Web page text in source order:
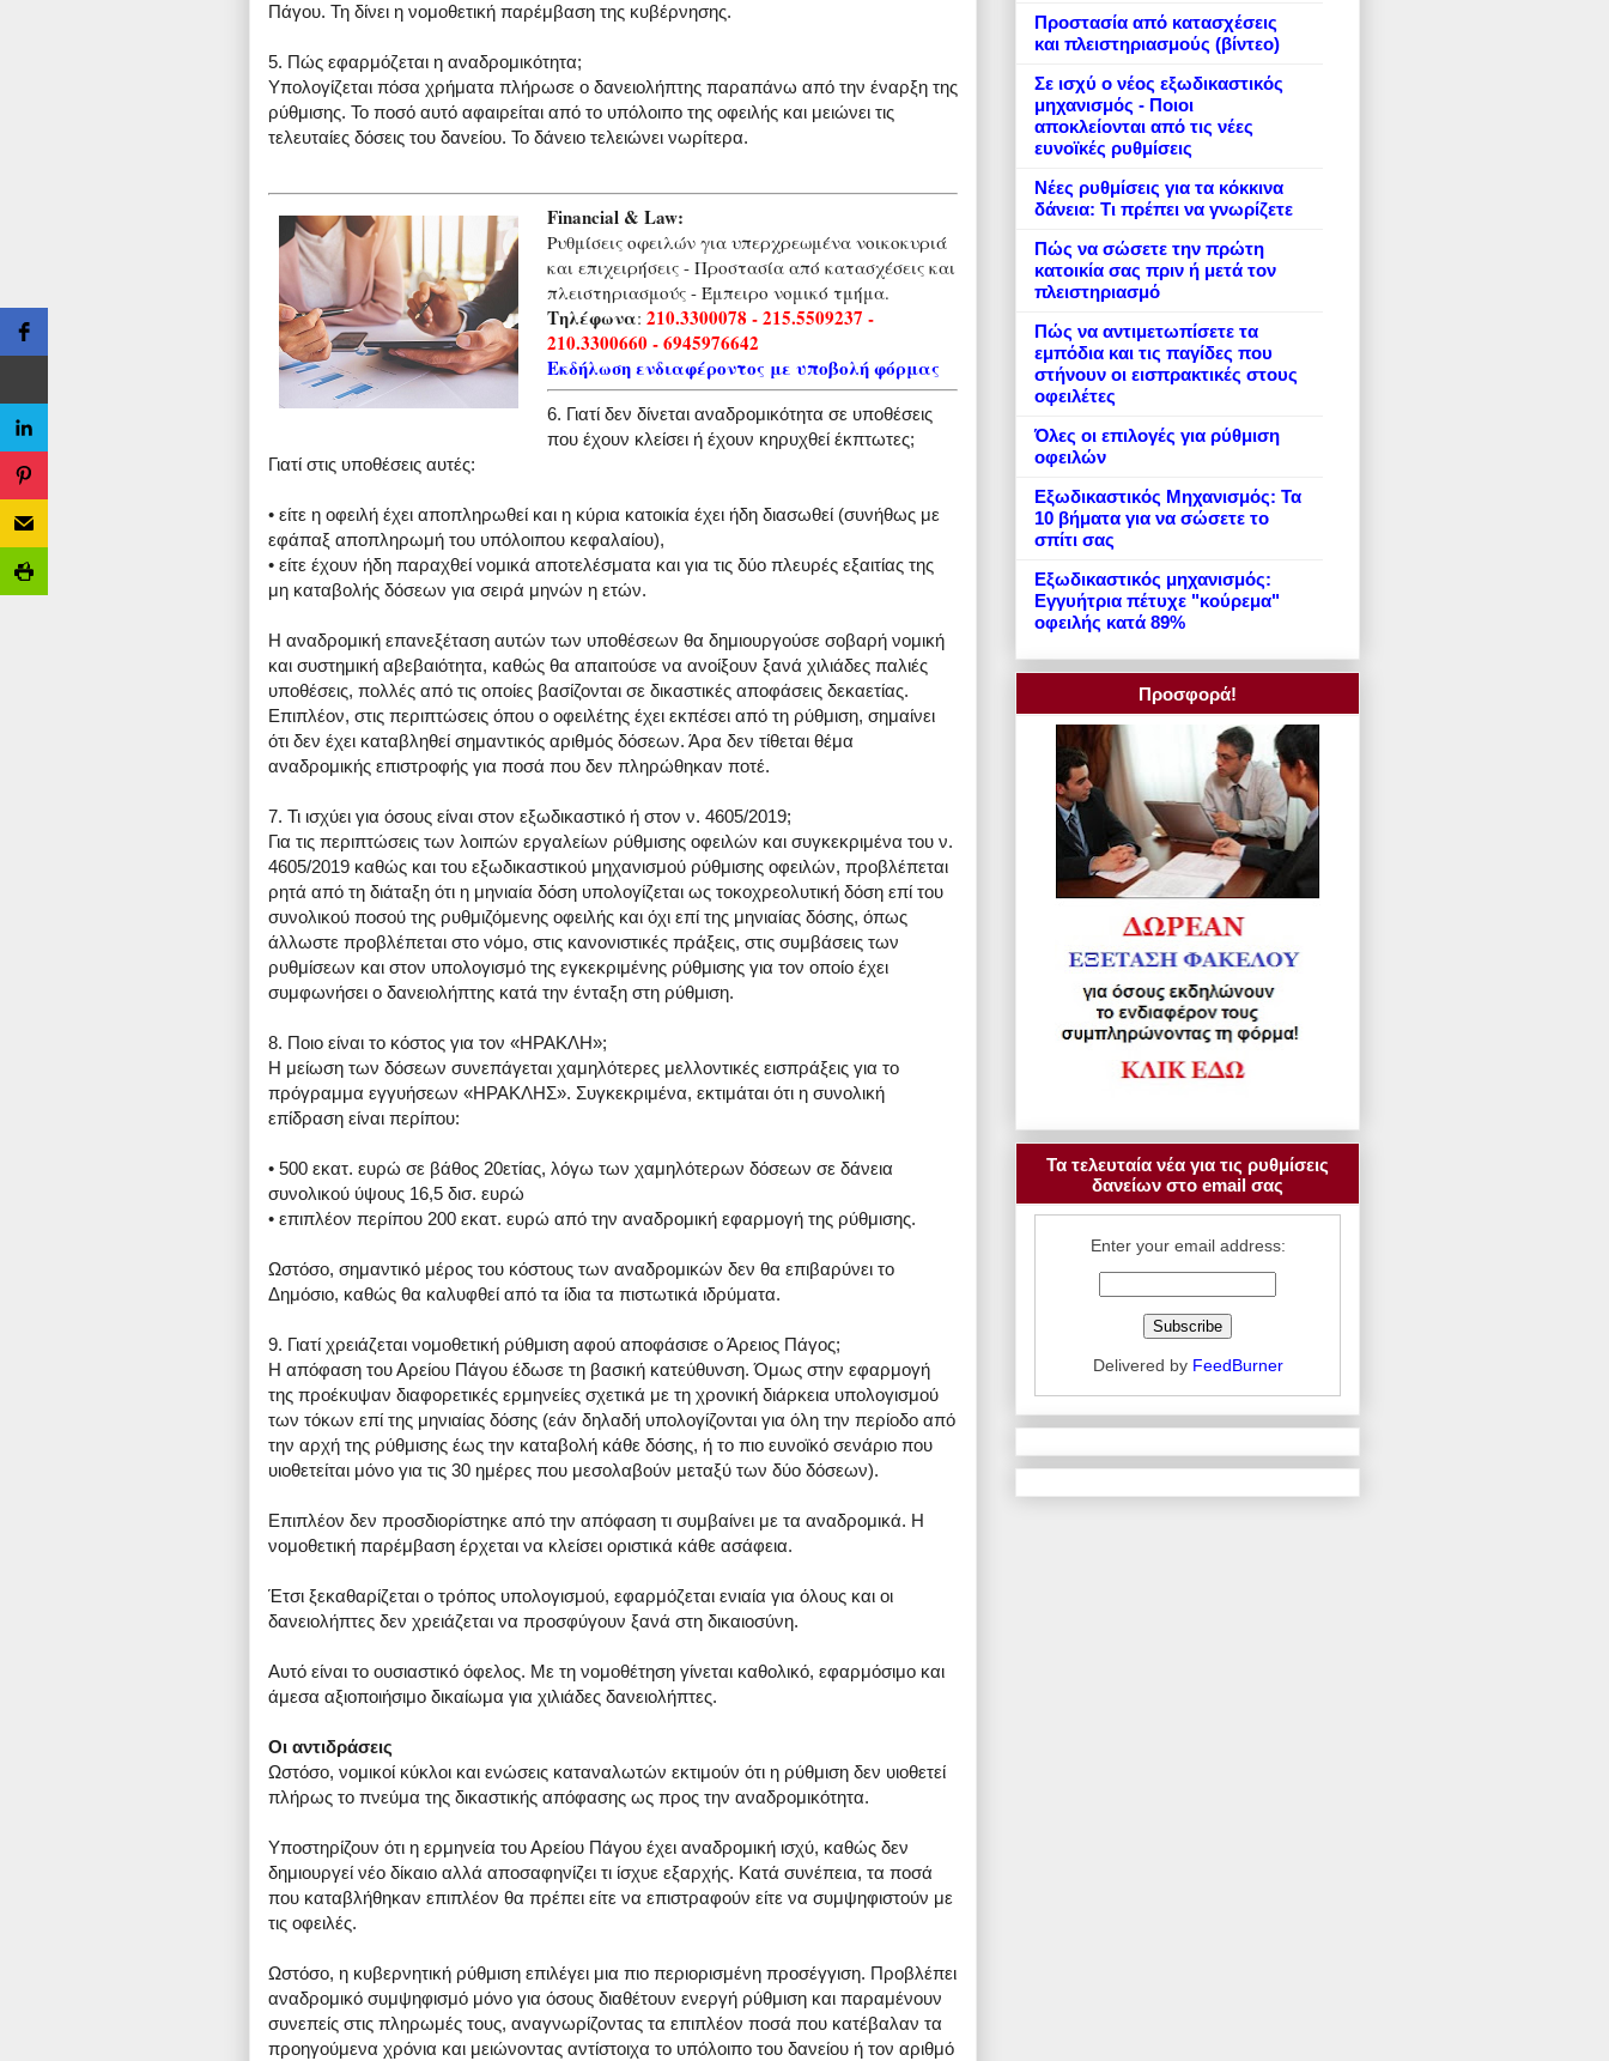
Πάγου. Τη δίνει η νομοθετική παρέμβαση της κυβέρνησης.
5. Πώς εφαρμόζεται η αναδρομικότητα;
Υπολογίζεται πόσα χρήματα πλήρωσε ο δανειολήπτης παραπάνω από την έναρξη της
ρύθμισης. Το ποσό αυτό αφαιρείται από το υπόλοιπο της οφειλής και μειώνει τις
τελευταίες δόσεις του δανείου. Το δάνειο τελειώνει νωρίτερα.
Financial & Law:
Ρυθμίσεις οφειλών για υπερχρεωμένα νοικοκυριά
και επιχειρήσεις - Προστασία από κατασχέσεις και
πλειστηριασμούς - Έμπειρο νομικό τμήμα.
Τηλέφωνα: 210.3300078 - 215.5509237 -
210.3300660 - 6945976642
Εκδήλωση ενδιαφέροντος με υποβολή φόρμας
6. Γιατί δεν δίνεται αναδρομικότητα σε υποθέσεις
που έχουν κλείσει ή έχουν κηρυχθεί έκπτωτες;
Γιατί στις υποθέσεις αυτές:
• είτε η οφειλή έχει αποπληρωθεί και η κύρια κατοικία έχει ήδη διασωθεί (συνήθως με
εφάπαξ αποπληρωμή του υπόλοιπου κεφαλαίου),
• είτε έχουν ήδη παραχθεί νομικά αποτελέσματα και για τις δύο πλευρές εξαιτίας της
μη καταβολής δόσεων για σειρά μηνών η ετών.
Η αναδρομική επανεξέταση αυτών των υποθέσεων θα δημιουργούσε σοβαρή νομική
και συστημική αβεβαιότητα, καθώς θα απαιτούσε να ανοίξουν ξανά χιλιάδες παλιές
υποθέσεις, πολλές από τις οποίες βασίζονται σε δικαστικές αποφάσεις δεκαετίας.
Επιπλέον, στις περιπτώσεις όπου ο οφειλέτης έχει εκπέσει από τη ρύθμιση, σημαίνει
ότι δεν έχει καταβληθεί σημαντικός αριθμός δόσεων. Άρα δεν τίθεται θέμα
αναδρομικής επιστροφής για ποσά που δεν πληρώθηκαν ποτέ.
7. Τι ισχύει για όσους είναι στον εξωδικαστικό ή στον ν. 4605/2019;
Για τις περιπτώσεις των λοιπών εργαλείων ρύθμισης οφειλών και συγκεκριμένα του ν.
4605/2019 καθώς και του εξωδικαστικού μηχανισμού ρύθμισης οφειλών, προβλέπεται
ρητά από τη διάταξη ότι η μηνιαία δόση υπολογίζεται ως τοκοχρεολυτική δόση επί του
συνολικού ποσού της ρυθμιζόμενης οφειλής και όχι επί της μηνιαίας δόσης, όπως
άλλωστε προβλέπεται στο νόμο, στις κανονιστικές πράξεις, στις συμβάσεις των
ρυθμίσεων και στον υπολογισμό της εγκεκριμένης ρύθμισης για τον οποίο έχει
συμφωνήσει ο δανειολήπτης κατά την ένταξη στη ρύθμιση.
8. Ποιο είναι το κόστος για τον «ΗΡΑΚΛΗ»;
Η μείωση των δόσεων συνεπάγεται χαμηλότερες μελλοντικές εισπράξεις για το
πρόγραμμα εγγυήσεων «ΗΡΑΚΛΗΣ». Συγκεκριμένα, εκτιμάται ότι η συνολική
επίδραση είναι περίπου:
• 500 εκατ. ευρώ σε βάθος 20ετίας, λόγω των χαμηλότερων δόσεων σε δάνεια
συνολικού ύψους 16,5 δισ. ευρώ
• επιπλέον περίπου 200 εκατ. ευρώ από την αναδρομική εφαρμογή της ρύθμισης.
Ωστόσο, σημαντικό μέρος του κόστους των αναδρομικών δεν θα επιβαρύνει το
Δημόσιο, καθώς θα καλυφθεί από τα ίδια τα πιστωτικά ιδρύματα.
9. Γιατί χρειάζεται νομοθετική ρύθμιση αφού αποφάσισε ο Άρειος Πάγος;
Η απόφαση του Αρείου Πάγου έδωσε τη βασική κατεύθυνση. Όμως στην εφαρμογή
της προέκυψαν διαφορετικές ερμηνείες σχετικά με τη χρονική διάρκεια υπολογισμού
των τόκων επί της μηνιαίας δόσης (εάν δηλαδή υπολογίζονται για όλη την περίοδο από
την αρχή της ρύθμισης έως την καταβολή κάθε δόσης, ή το πιο ευνοϊκό σενάριο που
υιοθετείται μόνο για τις 30 ημέρες που μεσολαβούν μεταξύ των δύο δόσεων).
Επιπλέον δεν προσδιορίστηκε από την απόφαση τι συμβαίνει με τα αναδρομικά. Η
νομοθετική παρέμβαση έρχεται να κλείσει οριστικά κάθε ασάφεια.
Έτσι ξεκαθαρίζεται ο τρόπος υπολογισμού, εφαρμόζεται ενιαία για όλους και οι
δανειολήπτες δεν χρειάζεται να προσφύγουν ξανά στη δικαιοσύνη.
Αυτό είναι το ουσιαστικό όφελος. Με τη νομοθέτηση γίνεται καθολικό, εφαρμόσιμο και
άμεσα αξιοποιήσιμο δικαίωμα για χιλιάδες δανειολήπτες.
Οι αντιδράσεις
Ωστόσο, νομικοί κύκλοι και ενώσεις καταναλωτών εκτιμούν ότι η ρύθμιση δεν υιοθετεί
πλήρως το πνεύμα της δικαστικής απόφασης ως προς την αναδρομικότητα.
Υποστηρίζουν ότι η ερμηνεία του Αρείου Πάγου έχει αναδρομική ισχύ, καθώς δεν
δημιουργεί νέο δίκαιο αλλά αποσαφηνίζει τι ίσχυε εξαρχής. Κατά συνέπεια, τα ποσά
που καταβλήθηκαν επιπλέον θα πρέπει είτε να επιστραφούν είτε να συμψηφιστούν με
τις οφειλές.
Ωστόσο, η κυβερνητική ρύθμιση επιλέγει μια πιο περιορισμένη προσέγγιση. Προβλέπει
αναδρομικό συμψηφισμό μόνο για όσους διαθέτουν ενεργή ρύθμιση και παραμένουν
συνεπείς στις πληρωμές τους, αναγνωρίζοντας τα επιπλέον ποσά που κατέβαλαν τα
προηγούμενα χρόνια και μειώνοντας αντίστοιχα το υπόλοιπο του δανείου ή τον αριθμό
Προστασία από κατασχέσεις
και πλειστηριασμούς (βίντεο)
Σε ισχύ ο νέος εξωδικαστικός
μηχανισμός - Ποιοι
αποκλείονται από τις νέες
ευνοϊκές ρυθμίσεις
Νέες ρυθμίσεις για τα κόκκινα
δάνεια: Τι πρέπει να γνωρίζετε
Πώς να σώσετε την πρώτη
κατοικία σας πριν ή μετά τον
πλειστηριασμό
Πώς να αντιμετωπίσετε τα
εμπόδια και τις παγίδες που
στήνουν οι εισπρακτικές στους
οφειλέτες
Όλες οι επιλογές για ρύθμιση
οφειλών
Εξωδικαστικός Μηχανισμός: Τα
10 βήματα για να σώσετε το
σπίτι σας
Εξωδικαστικός μηχανισμός:
Εγγυήτρια πέτυχε "κούρεμα"
οφειλής κατά 89%
Προσφορά!
Τα τελευταία νέα για τις ρυθμίσεις
δανείων στο email σας
Enter your email address:
Delivered by FeedBurner